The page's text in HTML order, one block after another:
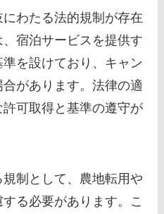
わたる法的規制が存在
宿泊サービスを提供す
を設けており、キャン
があります。法律の適
可取得と基準の遵守が
制として、農地転用や
る必要があります。こ